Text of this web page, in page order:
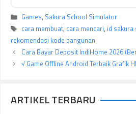
Kategori
Games, Sakura School Simulator
Tag
cara membuat, cara mencari, id
rekomendasi kode bangunan
Cara Bayar Deposit IndiHome 2026
√ Game Offline Android Terbaik Grafik
ARTIKEL TERBARU